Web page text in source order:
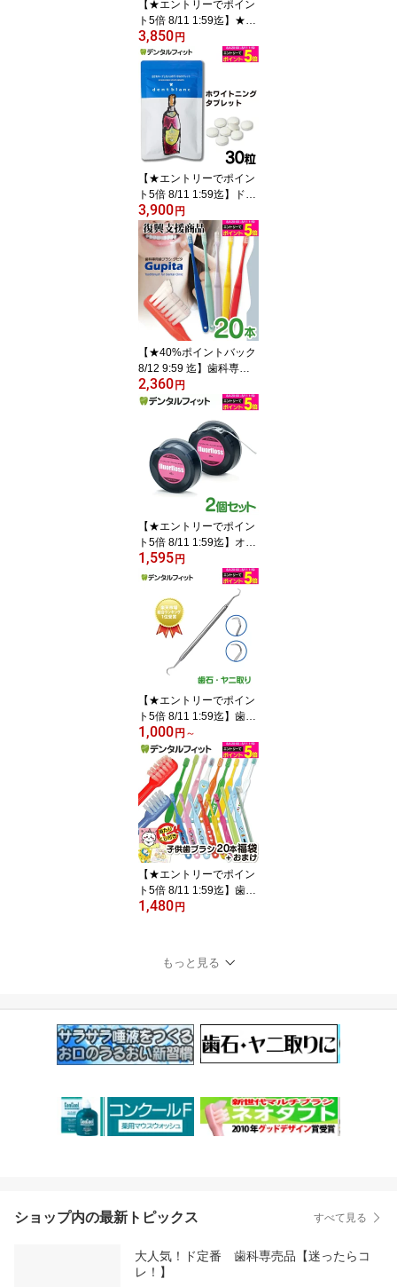
【★エントリーでポイン
ト5倍 8/11 1:59迄】★S
NS・TVメディアで話題
の美容本で紹介《メーカ
ー正規販売店》口輪筋 表
情筋 トレーニング マッ
サージ ほうれい線 リフ
トアップ 小顔 Stretch Or
al ストレッチオーラル 1
本【メール便選択で送料
無料】
3,850 円
【★エントリーでポイン
ト5倍 8/11 1:59迄】ドン
ブラン 1袋36g(30粒) ホ
ワイトニング 口臭ケア
サプリメント ステインケ
ア デンタルタブレット
ヒドロキシアパタイト含
有食品 アパガードリナメ
ル【dentblanc 乳酸菌】
【メール便選択で送料無
3,900 円
【★40%ポイントバック
8/12 9:59 迄】歯科専用
歯ブラシ Gupita グピタ
(毛のかたさ：Mふつう／
ル便3点まで) 【メール便
選択で送料無料】／ 理想
の歯ブラシ 全5色 個包装
／ 復興支援商品 新生活
2,360 円
【★エントリーでポイン
ト5倍 8/11 1:59迄】オー
ラルケア フロアフロス 4
5m 【fluorfloss】2個セッ
ト (メール便9点まで)
【メール便選択で送料無
料】
1,595 円
【★エントリーでポイン
ト5倍 8/11 1:59迄】歯石
取り スケーラー H5-33 1
本(両刃鎌形) 【歯垢取り
ヤニ取り 歯石取り 着色
汚れ ポイント消化 ポイ
ント消費【メール便選択
で送料無料】
1,000 円 ～
【★エントリーでポイン
ト5倍 8/11 1:59迄】歯ブ
ラシ まとめ買い 子供 子
クターシール1枚おまけ
付き】※返品不可（メー
1,480 円
もっと見る
ショップ内の最新トピックス すべて見る
大人気！ド定番 歯科専売品【迷ったらコ
レ！】